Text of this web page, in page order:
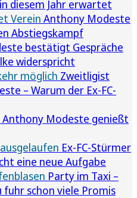
diesem Jahr erwartet
Verein Anthony Modeste
Abstiegskampf
bestätigt Gespräche
widerspricht
möglich Zweitligist
– Warum der Ex-FC-
Anthony Modeste genießt
Ex-FC-Stürmer
eine neue Aufgabe
Party im Taxi –
fuhr schon viele Promis